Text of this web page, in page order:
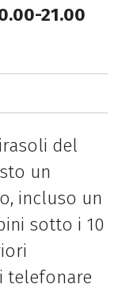
21.00
del
un
incluso un
sotto i 10
telefonare